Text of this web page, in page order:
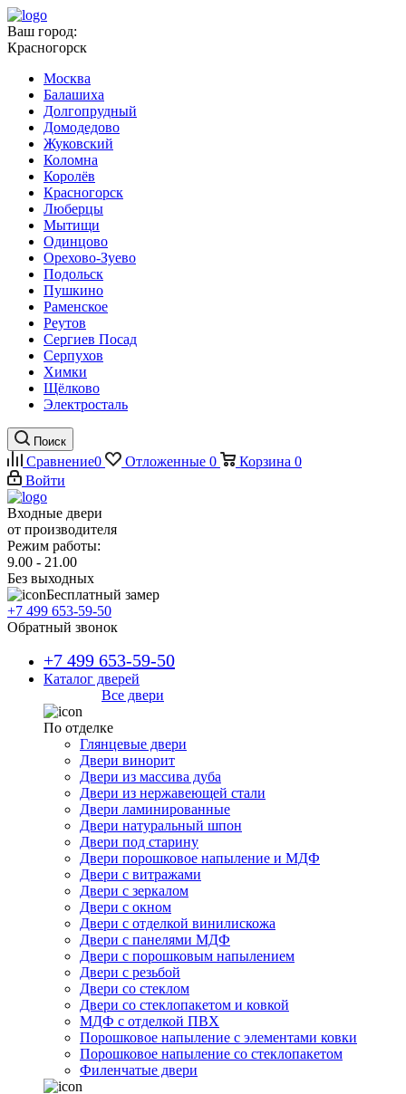
Ваш город:
Красногорск
Москва
Балашиха
Долгопрудный
Домодедово
Жуковский
Коломна
Королёв
Красногорск
Люберцы
Мытищи
Одинцово
Орехово-Зуево
Подольск
Пушкино
Раменское
Реутов
Сергиев Посад
Серпухов
Химки
Щёлково
Электросталь
Поиск
Сравнение0 Отложенные 0 Корзина 0
Войти
Входные двери
от производителя
Режим работы:
9.00 - 21.00
Без выходных
Бесплатный замер
+7 499 653-59-50
Обратный звонок
+7 499 653-59-50
Каталог дверей
Все двери
По отделке
Глянцевые двери
Двери винорит
Двери из массива дуба
Двери из нержавеющей стали
Двери ламинированные
Двери натуральный шпон
Двери под старину
Двери порошковое напыление и МДФ
Двери с витражами
Двери с зеркалом
Двери с окном
Двери с отделкой винилискожа
Двери с панелями МДФ
Двери с порошковым напылением
Двери с резьбой
Двери со стеклом
Двери со стеклопакетом и ковкой
МДФ с отделкой ПВХ
Порошковое напыление с элементами ковки
Порошковое напыление со стеклопакетом
Филенчатые двери